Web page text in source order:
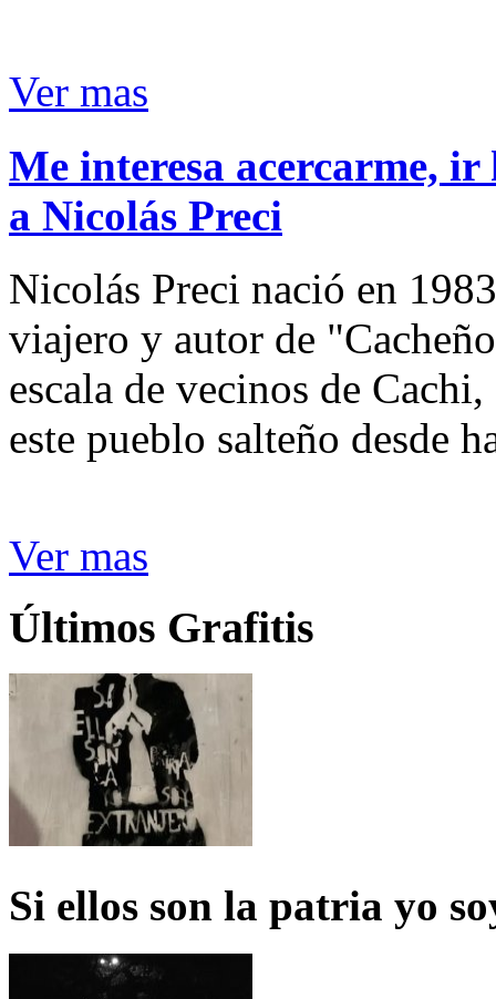
Ver mas
Me interesa acercarme,
a Nicolás Preci
Nicolás Preci nació en
viajero y autor de
escala de vecinos de
este pueblo salteño desde
Ver mas
Últimos Grafitis
Si ellos son la patria yo